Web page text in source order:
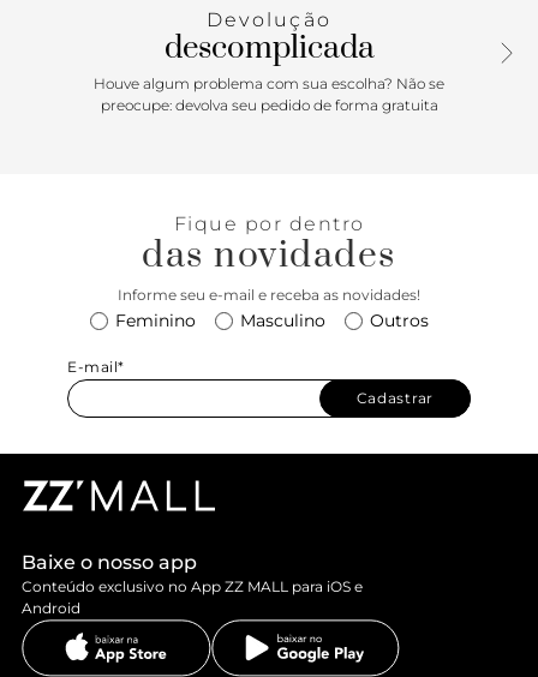
reguláveisSustentação com aroBojo removívelCostas com
Devolução
descomplicada
Houve algum problema com sua escolha? Não se
preocupe: devolva seu pedido de forma gratuita
Fique por dentro
das novidades
Informe seu e-mail e receba as novidades!
Feminino Masculino Outros
E-mail*
Cadastrar
Baixe o nosso app
Conteúdo exclusivo no App ZZ MALL para iOS e
Android